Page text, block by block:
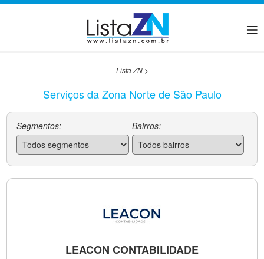
Lista ZN>
Serviços da Zona Norte de São Paulo
Segmentos: Bairros:
LEACON CONTABILIDADE